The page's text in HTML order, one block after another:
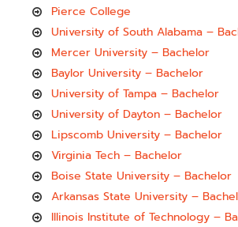
Pierce College
University of South Alabama –
Mercer University – Bachelor
Baylor University – Bachelor
University of Tampa – Bachelor
University of Dayton – Bachelor
Lipscomb University – Bachelor
Virginia Tech – Bachelor
Boise State University – Bachelor
Arkansas State University –
Illinois Institute of Technology –